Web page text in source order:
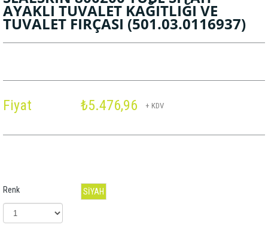
AYAKLI TUVALET KAĞITLIĞI VE
TUVALET FIRÇASI (501.03.0116937)
Fiyat ₺5.476,96 + KDV
Renk SİYAH